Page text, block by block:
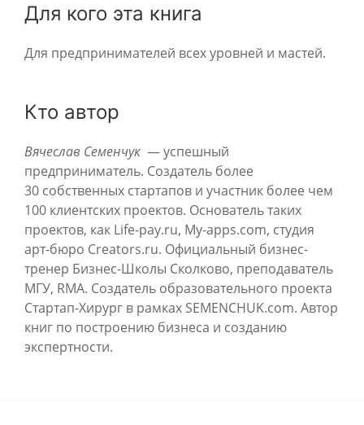
Для кого эта книга
Для предпринимателей всех уровней и мастей.
Кто автор
Вячеслав Семенчук — успешный
предприниматель. Создатель более
30 собственных стартапов и участник более чем
100 клиентских проектов. Основатель таких
проектов, как Life-pay.ru, My-apps.com, студия
арт-бюро Creators.ru. Официальный бизнес-
тренер Бизнес-Школы Сколково, преподаватель
МГУ, RMA. Создатель образовательного проекта
Стартап-Хирург в рамках SEMENCHUK.com. Автор
книг по построению бизнеса и созданию
экспертности.